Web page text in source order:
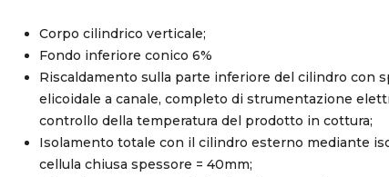
Corpo cilindrico verticale;
Fondo inferiore conico 6%
Riscaldamento sulla parte inferiore del cilindro con
elicoidale a canale, completo di strumentazione
controllo della temperatura del prodotto in cottura;
Isolamento totale con il cilindro esterno mediante
cellula chiusa spessore = 40mm;